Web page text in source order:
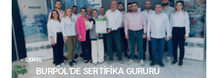
GENEL
BURPOL’DE SERTİFİKA GURURU